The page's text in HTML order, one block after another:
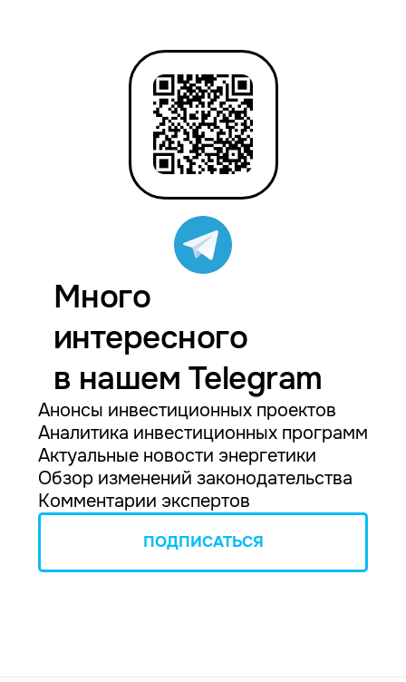
Много
интересного
в нашем Telegram
Анонсы инвестиционных проектов
Аналитика инвестиционных программ
Актуальные новости энергетики
Обзор изменений законодательства
Комментарии экспертов
ПОДПИСАТЬСЯ